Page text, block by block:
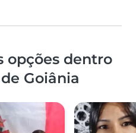
opções dentro
Goiânia